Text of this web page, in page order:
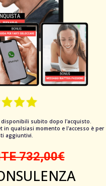
subito dopo l'acquisto.
in qualsiasi momento e l'accesso è per
aggiuntivi.
732,00€